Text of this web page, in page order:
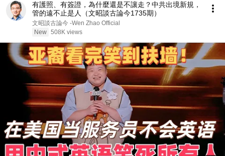
有護照、有簽證，為什麼還是不讓走？中共出境新規，
管的遠不止是人（文昭談古論今1735期）
文昭談古論今 -Wen Zhao Official
New 508K views